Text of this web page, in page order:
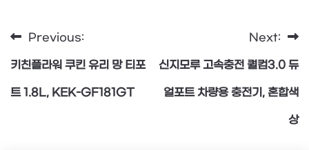
글
탐
Previous:
키친플라워 쿠킨 유리 망 티포
트 1.8L, KEK-GF181GT
Next:
신지모루 고속충전 퀄컴3.0 듀
얼포트 차량용 충전기, 혼합색
상